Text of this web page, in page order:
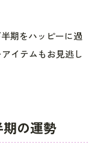
半期をハッピーに過
イテムもお見逃し
期の運勢